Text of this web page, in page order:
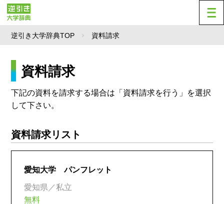
逆引き大学辞典TOP 資料請求
資料請求
下記の資料を請求する場合は「資料請求を行う」を選択
して下さい。
資料請求リスト
愛知大学 パンフレット
愛知県／私立
無料